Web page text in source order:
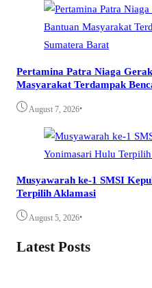
Pertamina Patra Niaga
Masyarakat Terdampak
August 7, 2026•
Musyawarah ke-1 SMSI
Terpilih Aklamasi
August 5, 2026•
Latest Posts